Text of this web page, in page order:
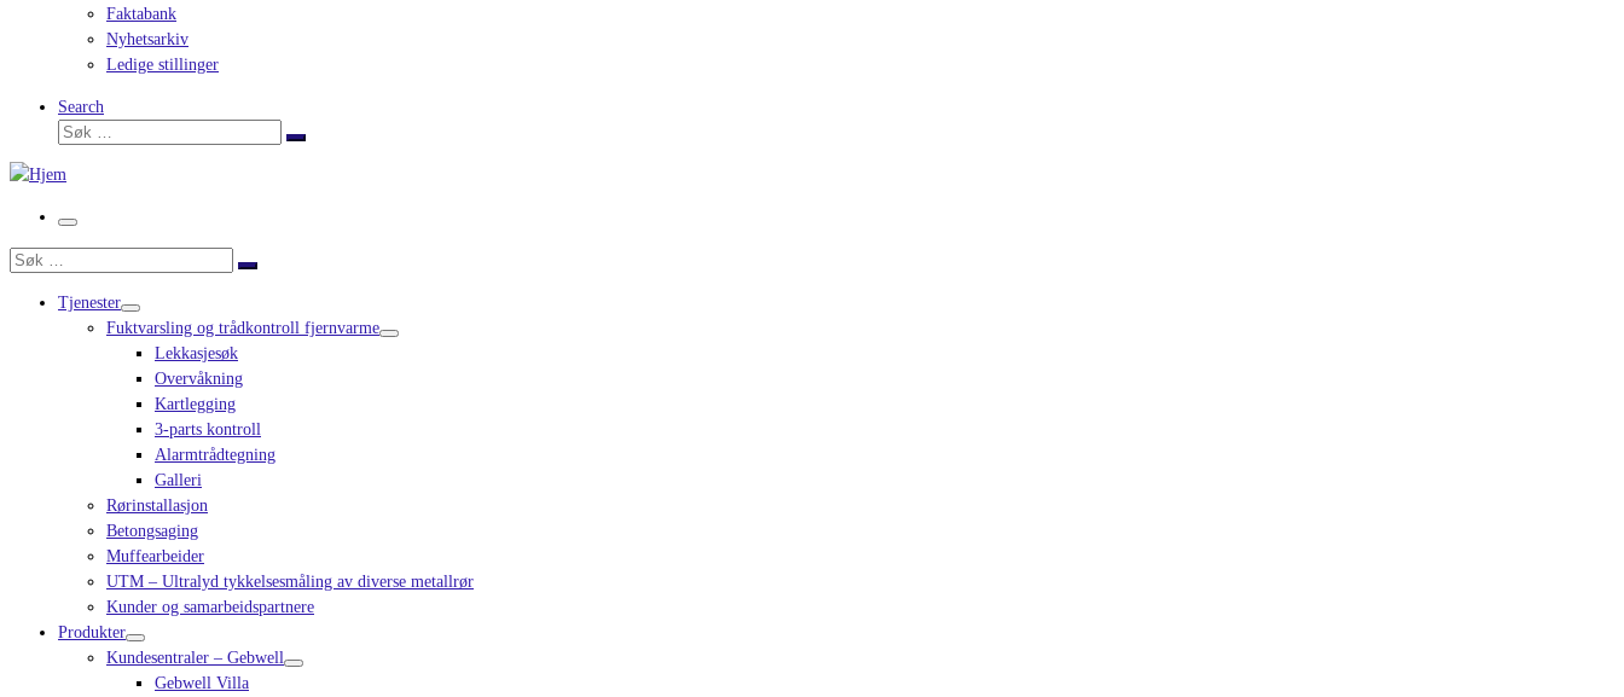
Faktabank
Nyhetsarkiv
Ledige stillinger
Search
Søk
Søk
Meny
Søk
Søk
Tjenester
Fuktvarsling og trådkontroll fjernvarme
Lekkasjesøk
Overvåkning
Kartlegging
3-parts kontroll
Alarmtrådtegning
Galleri
Rørinstallasjon
Betongsaging
Muffearbeider
UTM – Ultralyd tykkelsesmåling av diverse metallrør
Kunder og samarbeidspartnere
Produkter
Kundesentraler – Gebwell
Gebwell Villa